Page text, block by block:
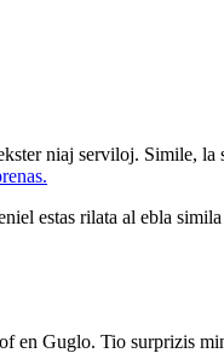
niaj serviloj. Simile,
estas rilata al ebla
en Guglo. Tio surprizis